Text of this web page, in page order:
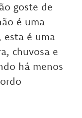
goste de
é uma
esta é uma
chuvosa e
há menos